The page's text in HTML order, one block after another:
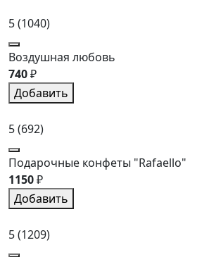
5(1040)
Воздушная любовь
740₽
Добавить
5(692)
Подарочные конфеты "Rafaello"
1150₽
Добавить
5(1209)